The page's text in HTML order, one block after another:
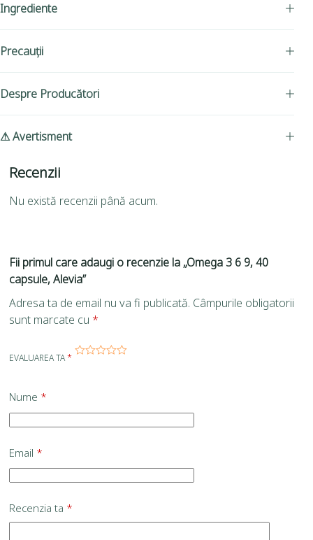
Ingrediente
Precauții
Despre Producători
⚠ Avertisment
Recenzii
Nu există recenzii până acum.
Fii primul care adaugi o recenzie la „Omega 3 6 9, 40
capsule, Alevia”
Adresa ta de email nu va fi publicată. Câmpurile obligatorii
sunt marcate cu *
EVALUAREA TA*
Nume *
Email *
Recenzia ta *